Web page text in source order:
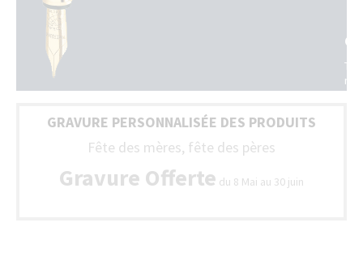
nos
GRAVURE PERSONNALISÉE DES PRODUITS
Fête des mères, fête des pères
Gravure Offerte du 8 Mai au 30 juin